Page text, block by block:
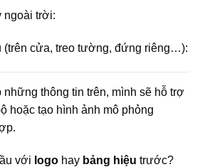
ngoài trời:
(trên cửa, treo tường, đứng riêng…):
những thông tin trên, mình sẽ hỗ trợ
hoặc tạo hình ảnh mô phỏng
với logo hay bảng hiệu trước?